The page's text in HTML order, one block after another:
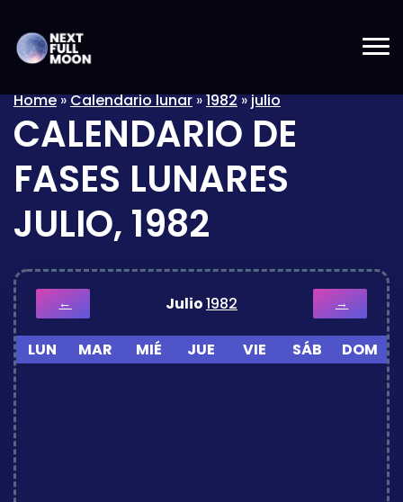
Home»Calendario lunar»1982»julio
CALENDARIO DE
FASES LUNARES
JULIO, 1982
← Julio1982 →
LUN MAR MIÉ JUE VIE SÁB DOM